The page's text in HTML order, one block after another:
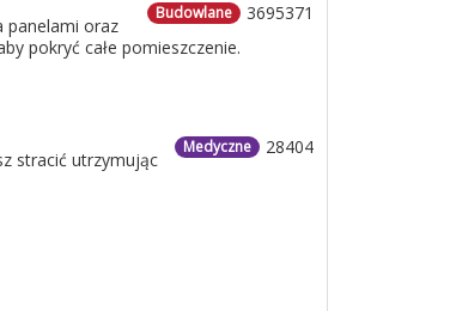
3695371
Budowlane
panelami oraz
pokryć całe pomieszczenie.
28404
Medyczne
stracić utrzymując